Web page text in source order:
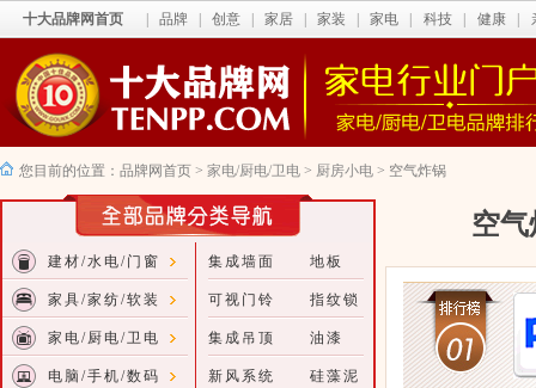
十大品牌网首页 品牌 创意 家居 家装 家电 科技 健康
您目前的位置： 品牌网首页 > 家电/厨电/卫电 > 厨房小电 > 空气炸锅
建材/水电/门窗
家具/家纺/软装
家电/厨电/卫电
电脑/手机/数码
集成墙面 地板
可视门铃 指纹锁
集成吊顶 油漆
新风系统 硅藻泥
空